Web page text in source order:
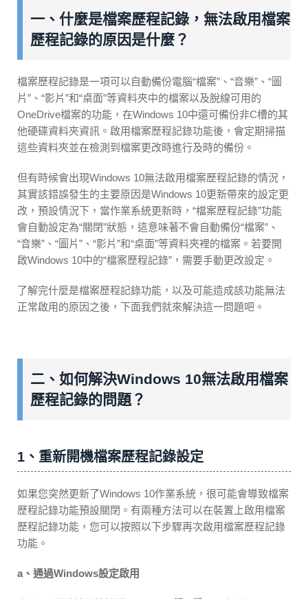
一、什麼是檔案歷程記錄，無法啟用檔案
歷程記錄的原因是什麼？
檔案歷程記錄是一項可以自動備份電腦“檔案”、“音樂”、“圖
片”、“影片”和“桌面”等資料夾中的檔案以及脫線可用的
OneDrive檔案的功能，在Windows 10中還可備份非C槽的其
他硬碟資料夾資訊。啟用檔案歷程記錄功能後，會定期掃描
這些資料夾並在檢測到檔案更改時進行及時的備份。
但有時候會出現Windows 10無法啟用檔案歷程記錄的情況，
其實該錯誤發生的主要原因是Windows 10更新帶來的設定更
改，預設情況下，當作業系統更新時，“檔案歷程記錄”功能
會自動設定為“關閉”狀態，這意味著不會自動備份“檔案”、
“音樂”、“圖片”、“影片”和“桌面”等資料夾裡的檔案。若要開
啟Windows 10中的“檔案歷程記錄”，需要手動更改設定。
了解完什麼是檔案歷程記錄功能，以及可能造成該功能無法
正常啟用的原因之後，下面我們就來解決這一問題吧。
二、如何解決Windows 10無法啟用檔案
歷程記錄的問題？
1、重新開機檔案歷程記錄設定
如果您突然更新了Windows 10作業系統，很可能會導致檔案
歷程記錄功能預設關閉。有兩種方法可以在裝置上啟用檔案
歷程記錄功能，您可以按照以下步驟再次啟用檔案歷程記錄
功能。
a、通過Windows設定啟用